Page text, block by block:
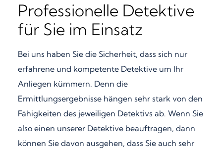
Professionelle Detektive
für Sie im Einsatz
Bei uns haben Sie die Sicherheit, dass sich nur
erfahrene und kompetente Detektive um Ihr
Anliegen kümmern. Denn die
Ermittlungsergebnisse hängen sehr stark von den
Fähigkeiten des jeweiligen Detektivs ab. Wenn Sie
also einen unserer Detektive beauftragen, dann
können Sie davon ausgehen, dass Sie auch sehr